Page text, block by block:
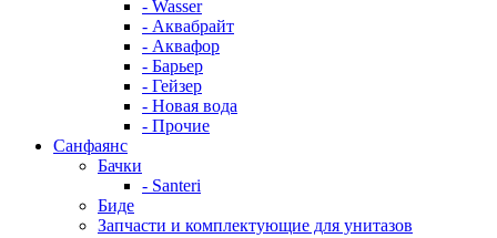
- Wasser
- Аквабрайт
- Аквафор
- Барьер
- Гейзер
- Новая вода
- Прочие
Санфаянс
Бачки
- Santeri
Биде
Запчасти и комплектующие для унитазов